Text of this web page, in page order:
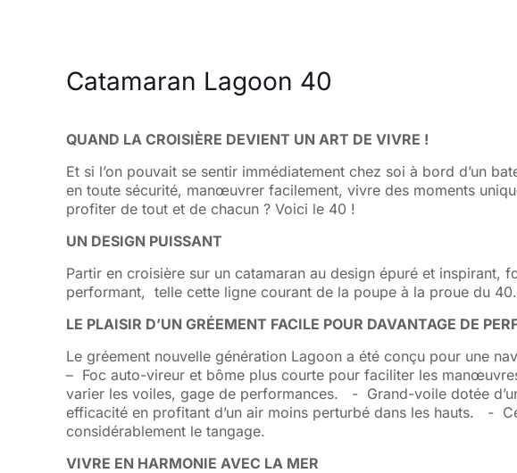
Catamaran Lagoon 40
QUAND LA CROISIÈRE DEVIENT UN ART DE VIVRE !
Et si l’on pouvait se sentir immédiatement chez soi à bord d’un
en toute sécurité, manœuvrer facilement, vivre des moments
profiter de tout et de chacun ? Voici le 40 !
UN DESIGN PUISSANT
Partir en croisière sur un catamaran au design épuré et inspirant,
performant, telle cette ligne courant de la poupe à la proue du
LE PLAISIR D’UN GRÉEMENT FACILE POUR DAVANTAGE DE
Le gréement nouvelle génération Lagoon a été conçu pour une
– Foc auto-vireur et bôme plus courte pour faciliter les
varier les voiles, gage de performances. - Grand-voile dotée
efficacité en profitant d’un air moins perturbé dans les hauts. -
considérablement le tangage.
VIVRE EN HARMONIE AVEC LA MER